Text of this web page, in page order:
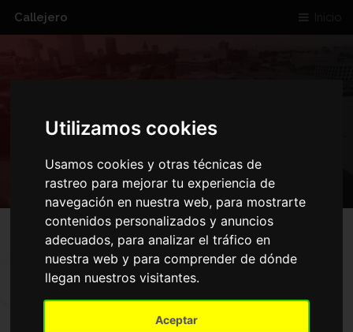
Utilizamos cookies
Usamos cookies y otras técnicas de
rastreo para mejorar tu experiencia de
navegación en nuestra web, para mostrarte
contenidos personalizados y anuncios
adecuados, para analizar el tráfico en
nuestra web y para comprender de dónde
llegan nuestros visitantes.
Aceptar
Callejero Inicio
VIEJO DE LEGANES